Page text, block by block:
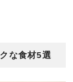
な食材5選